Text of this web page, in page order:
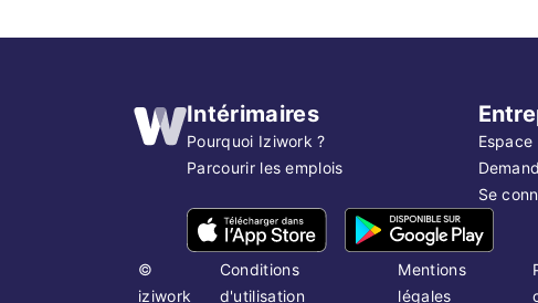
Intérimaires
Pourquoi Iziwork ?
Parcourir les emplois
Se
©
iziwork
Conditions
d'utilisation
Mentions
légales